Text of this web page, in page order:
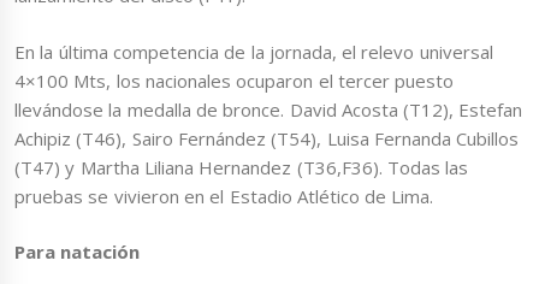
En la última competencia de la jornada, el relevo universal
4×100 Mts, los nacionales ocuparon el tercer puesto
llevándose la medalla de bronce. David Acosta (T12), Estefan
Achipiz (T46), Sairo Fernández (T54), Luisa Fernanda Cubillos
(T47) y Martha Liliana Hernandez (T36,F36). Todas las
pruebas se vivieron en el Estadio Atlético de Lima.
Para natación